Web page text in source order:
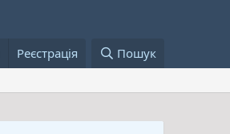
Реєстрація Пошук